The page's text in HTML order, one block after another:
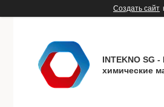
Создать сайт
INTEKNO SG
химические